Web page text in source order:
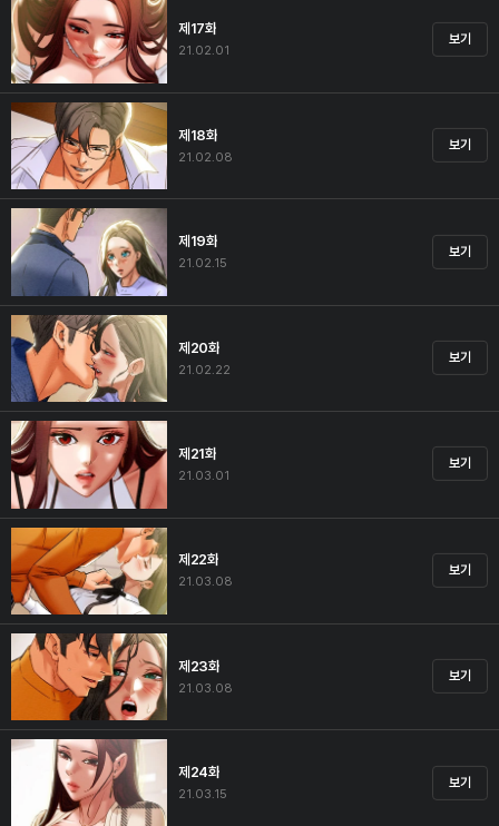
제17화
21.02.01
보기
제18화
21.02.08
보기
제19화
21.02.15
보기
제20화
21.02.22
보기
제21화
21.03.01
보기
제22화
21.03.08
보기
제23화
21.03.08
보기
제24화
21.03.15
보기